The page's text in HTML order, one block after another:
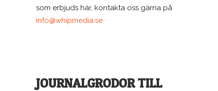
som erbjuds här, kontakta oss gärna på
info@whipmedia.se
JOURNALGRODOR TILL